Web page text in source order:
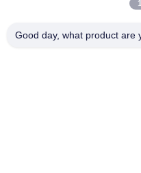
Χωριό Anxi, πόλη
86-
Good day, what product are